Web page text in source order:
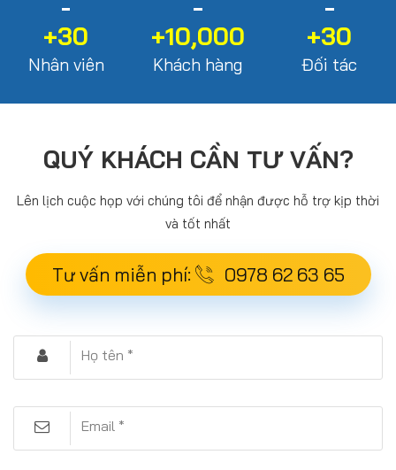
+30
Nhân viên
+10,000
Khách hàng
+30
Đối tác
QUÝ KHÁCH CẦN TƯ VẤN?
Lên lịch cuộc họp với chúng tôi để nhận được hỗ trợ kịp thời
và tốt nhất
Tư vấn miễn phí: 0978 62 63 65
Họ tên *
Email *